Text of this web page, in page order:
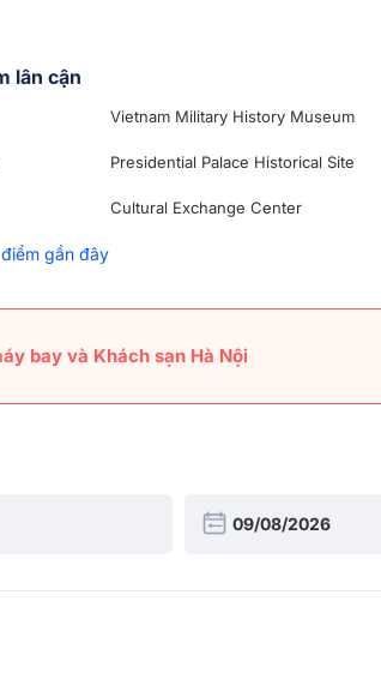
lân cận
Vietnam Military History Museum
Presidential Palace Historical Site
Cultural Exchange Center
gần đây
bay và Khách sạn Hà Nội